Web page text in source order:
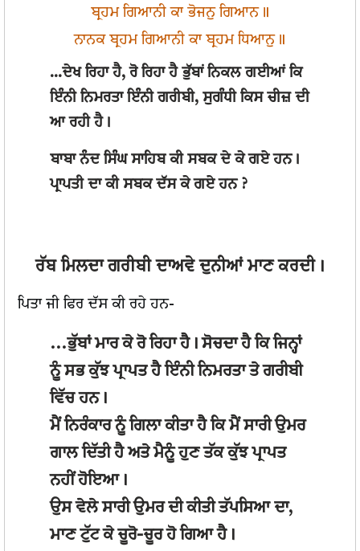
ਬ੍ਰਹਮ ਗਿਆਨੀ ਕਾ ਭੋਜਨੁ ਗਿਆਨ॥
ਨਾਨਕ ਬ੍ਰਹਮ ਗਿਆਨੀ ਕਾ ਬ੍ਰਹਮ ਧਿਆਨੁ॥
...ਦੇਖ ਰਿਹਾ ਹੈ, ਰੋ ਰਿਹਾ ਹੈ ਭੁੱਬਾਂ ਨਿਕਲ ਗਈਆਂ ਕਿ
ਇੰਨੀ ਨਿਮਰਤਾ ਇੰਨੀ ਗਰੀਬੀ, ਸੁਗੰਧੀ ਕਿਸ ਚੀਜ਼ ਦੀ
ਆ ਰਹੀ ਹੈ।
ਬਾਬਾ ਨੰਦ ਸਿੰਘ ਸਾਹਿਬ ਕੀ ਸਬਕ ਦੇ ਕੇ ਗਏ ਹਨ।
ਪ੍ਰਾਪਤੀ ਦਾ ਕੀ ਸਬਕ ਦੱਸ ਕੇ ਗਏ ਹਨ ?
ਰੱਬ ਮਿਲਦਾ ਗਰੀਬੀ ਦਾਅਵੇ ਦੁਨੀਆਂ ਮਾਣ ਕਰਦੀ।
ਪਿਤਾ ਜੀ ਫਿਰ ਦੱਸ ਕੀ ਰਹੇ ਹਨ-
...ਭੁੱਬਾਂ ਮਾਰ ਕੇ ਰੋ ਰਿਹਾ ਹੈ। ਸੋਚਦਾ ਹੈ ਕਿ ਜਿਨ੍ਹਾਂ
ਨੂੰ ਸਭ ਕੁੱਝ ਪ੍ਰਾਪਤ ਹੈ ਇੰਨੀ ਨਿਮਰਤਾ ਤੇ ਗਰੀਬੀ
ਵਿੱਚ ਹਨ।
ਮੈਂ ਨਿਰੰਕਾਰ ਨੂੰ ਗਿਲਾ ਕੀਤਾ ਹੈ ਕਿ ਮੈਂ ਸਾਰੀ ਉਮਰ
ਗਾਲ ਦਿੱਤੀ ਹੈ ਅਤੇ ਮੈਨੂੰ ਹੁਣ ਤੱਕ ਕੁੱਝ ਪ੍ਰਾਪਤ
ਨਹੀਂ ਹੋਇਆ।
ਉਸ ਵੇਲੇ ਸਾਰੀ ਉਮਰ ਦੀ ਕੀਤੀ ਤੱਪਸਿਆ ਦਾ,
ਮਾਣ ਟੁੱਟ ਕੇ ਚੂਰੋ-ਚੂਰ ਹੋ ਗਿਆ ਹੈ।